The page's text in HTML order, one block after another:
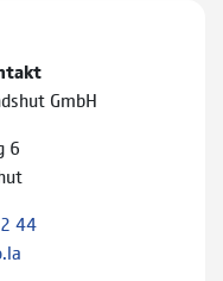
GmbH
6
44